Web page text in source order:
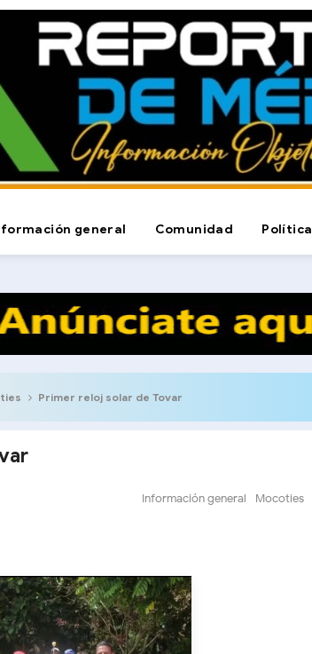
general Comunidad Política
Primer reloj solar de Tovar
Información general Mocoties